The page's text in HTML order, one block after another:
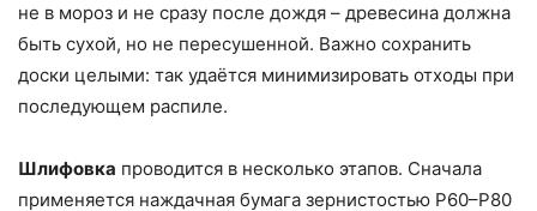
не в мороз и не сразу после дождя – древесина должна
быть сухой, но не пересушенной. Важно сохранить
доски целыми: так удаётся минимизировать отходы при
последующем распиле.
Шлифовка проводится в несколько этапов. Сначала
применяется наждачная бумага зернистостью P60–P80